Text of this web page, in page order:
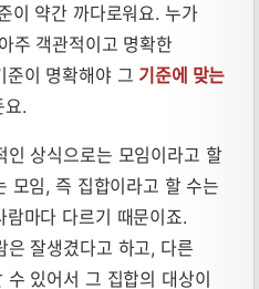
이 약간 까다로워요. 누가
주 객관적이고 명확한
준이 명확해야 그 기준에 맞는
.
상식으로는 모임이라고 할
모임, 즉 집합이라고 할 수는
마다 다르기 때문이죠.
은 잘생겼다고 하고, 다른
있어서 그 집합의 대상이